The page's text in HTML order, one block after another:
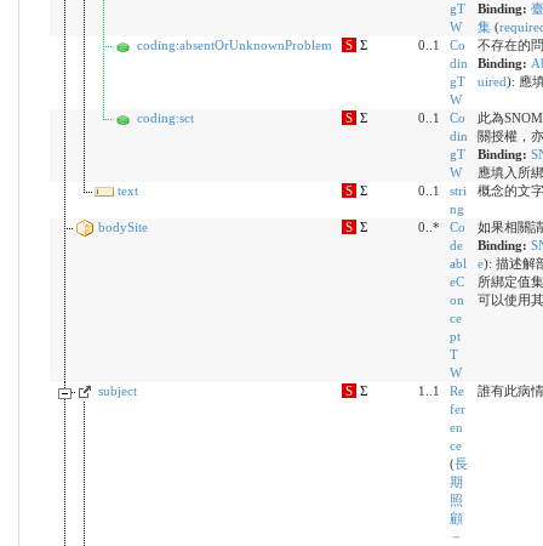
gT
W
Binding:
集(
coding:absentOrUnknownProblem
S Σ 0..1
Co
din
gT
W
不存在的
Binding:
uired): 應
coding:sct S Σ 0..1
Co
din
gT
W
此為
關授權，
Binding:
應填入所
text
S Σ 0..1
stri
ng
概念的文
bodySite S Σ 0..*
Co
de
abl
eC
on
ce
pt
T
W
如果相關
Binding:
e): 描述解
所綁定值
可以使用
subject S Σ 1..1
Re
fer
en
ce
(長
期
照
顧
－
誰有此病